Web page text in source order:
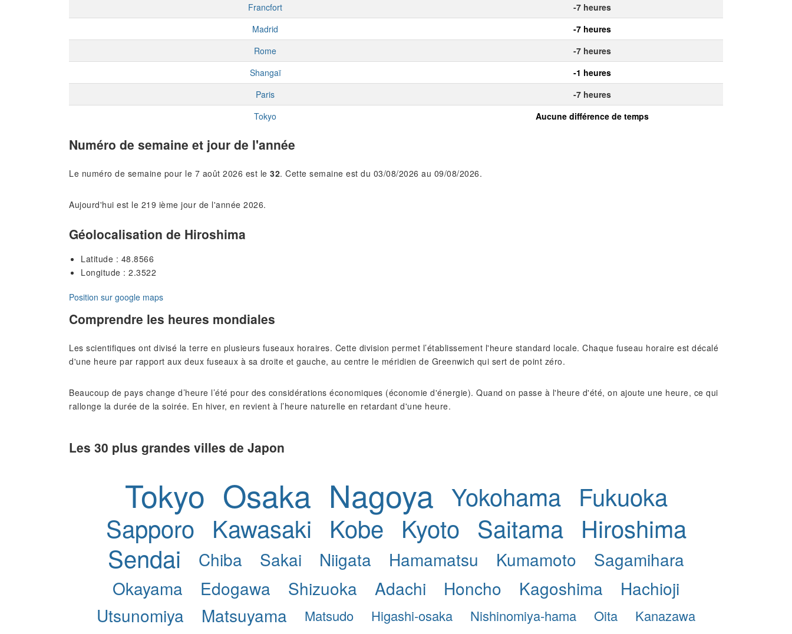
Francfort
-7 heures
Madrid
-7 heures
Rome
-7 heures
Shangaï
-1 heures
Paris
-7 heures
Tokyo
Aucune différence de temps
Numéro de semaine et jour de l'année
Le numéro de semaine pour le 7 août 2026 est le 32. Cette semaine est du 03/08/2026 au 09/08/2026.
Aujourd'hui est le 219 ième jour de l'année 2026.
Géolocalisation de Hiroshima
Latitude : 48.8566
Longitude : 2.3522
Position sur google maps
Comprendre les heures mondiales
Les scientifiques ont divisé la terre en plusieurs fuseaux horaires. Cette division permet l’établissement l'heure standard locale. Chaque fuseau horaire est décalé
d'une heure par rapport aux deux fuseaux à sa droite et gauche, au centre le méridien de Greenwich qui sert de point zéro.
Beaucoup de pays change d’heure l’été pour des considérations économiques (économie d'énergie). Quand on passe à l'heure d'été, on ajoute une heure, ce qui
rallonge la durée de la soirée. En hiver, en revient à l’heure naturelle en retardant d'une heure.
Les 30 plus grandes villes de Japon
Tokyo Osaka Nagoya Yokohama Fukuoka
Sapporo Kawasaki Kobe Kyoto Saitama Hiroshima
Sendai
Chiba Sakai Niigata Hamamatsu Kumamoto
Sagamihara
Okayama
Edogawa Shizuoka Adachi Honcho Kagoshima
Hachioji
Utsunomiya
Matsuyama Matsudo Higashi-osaka Nishinomiya-hama Oita
Kanazawa